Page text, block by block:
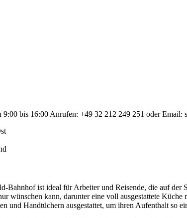
9:00 bis 16:00 Anrufen: +49 32 212 249 251 oder Email:
Bahnhof ist ideal für Arbeiter und Reisende, die auf
wünschen kann, darunter eine voll ausgestattete
und Handtüchern ausgestattet, um ihren Aufenthalt so